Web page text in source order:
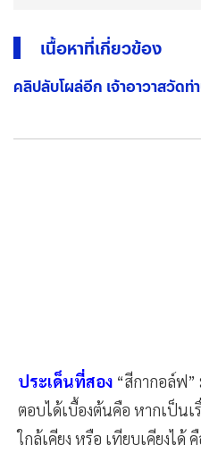
เนื้อหาที่เกี่ยวข้อง
คลิปลับโผล่อีก เจ้าอาวาสวัด
ประเด็นที่สอง “สีกากอล์ฟ
ตอบได้เบื้องต้นคือ หากเป็นเ
ใกล้เคียง หรือ เทียบเคียงได้